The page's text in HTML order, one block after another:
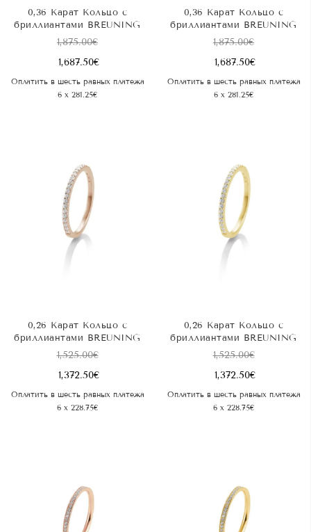
0,36 Карат Kольцо с
бриллиантами BREUNING
1,875.00€
1,687.50€
Оплатить в шесть равных платежа
6 x 281.25€
0,36 Карат Kольцо с
бриллиантами BREUNING
1,875.00€
1,687.50€
Оплатить в шесть равных платежа
6 x 281.25€
0,26 Карат Kольцо с
бриллиантами BREUNING
1,525.00€
1,372.50€
Оплатить в шесть равных платежа
6 x 228.75€
0,26 Карат Kольцо с
бриллиантами BREUNING
1,525.00€
1,372.50€
Оплатить в шесть равных платежа
6 x 228.75€